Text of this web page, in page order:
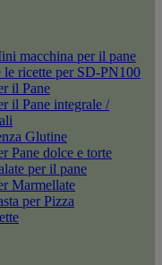
macchina per il pane
le ricette per SD-PN100
il Pane
il Pane integrale /
Glutine
Pane dolce e torte
per il pane
Marmellate
per Pizza